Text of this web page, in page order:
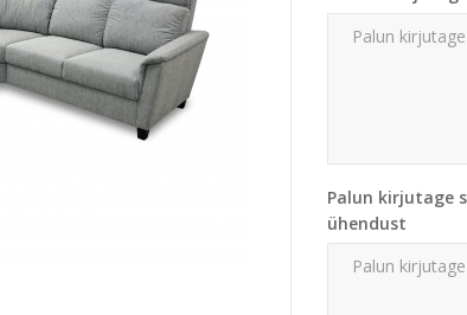
Palun kirjutage
ühendust